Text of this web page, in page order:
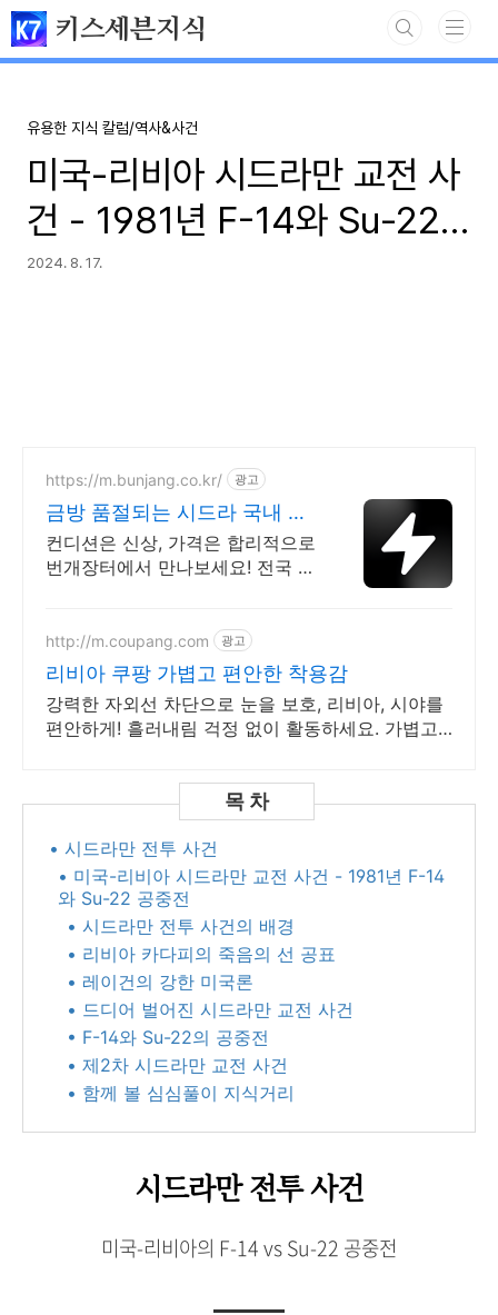
본문 바로가기
키스세븐지식
유용한 지식 칼럼/역사&사건
미국-리비아 시드라만 교전 사
건 - 1981년 F-14와 Su-22
공중전
2024. 8. 17.
https://m.bunjang.co.kr/ 광고
금방 품절되는 시드라 국내 최
대 브랜드 중고거래
컨디션은 신상, 가격은 합리적으로
번개장터에서 만나보세요! 전국 각
로드
http://m.coupang.com 광고
리비아 쿠팡 가볍고 편안한 착용감
강력한 자외선 차단으로 눈을 보호, 리비아, 시야를
편안하게! 흘러내림 걱정 없이 활동하세요. 가볍고
• 시드라만 전투 사건
• 미국-리비아 시드라만 교전 사건 - 1981년 F-14
와 Su-22 공중전
• 시드라만 전투 사건의 배경
• 리비아 카다피의 죽음의 선 공표
• 레이건의 강한 미국론
• 드디어 벌어진 시드라만 교전 사건
• F-14와 Su-22의 공중전
• 제2차 시드라만 교전 사건
• 함께 볼 심심풀이 지식거리
시드라만 전투 사건
미국-리비아의 F-14 vs Su-22 공중전